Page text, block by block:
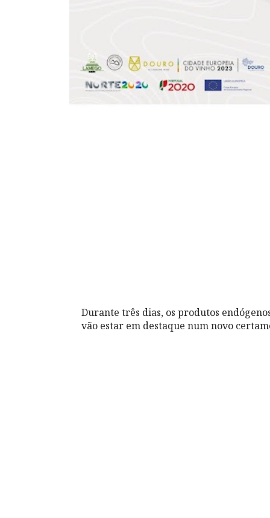
Durante três dias, os produtos
vão estar em destaque num novo